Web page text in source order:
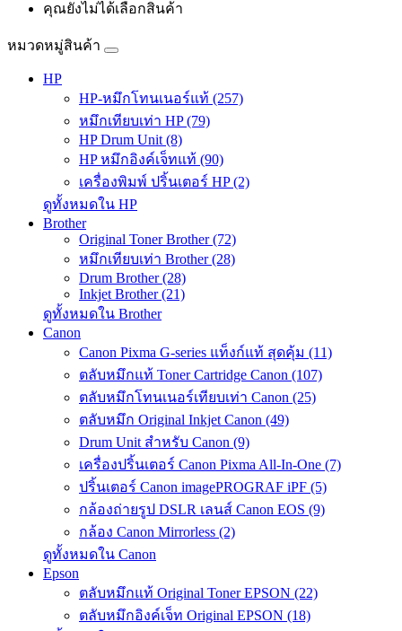
คุณยังไม่ได้เลือกสินค้า
หมวดหมู่สินค้า
HP
HP-หมึกโทนเนอร์แท้ (257)
หมึกเทียบเท่า HP (79)
HP Drum Unit (8)
HP หมึกอิงค์เจ็ทแท้ (90)
เครื่องพิมพ์ ปริ้นเตอร์ HP (2)
ดูทั้งหมดใน HP
Brother
Original Toner Brother (72)
หมึกเทียบเท่า Brother (28)
Drum Brother (28)
Inkjet Brother (21)
ดูทั้งหมดใน Brother
Canon
Canon Pixma G-series แท็งก์แท้ สุดคุ้ม (11)
ตลับหมึกแท้ Toner Cartridge Canon (107)
ตลับหมึกโทนเนอร์เทียบเท่า Canon (25)
ตลับหมึก Original Inkjet Canon (49)
Drum Unit สำหรับ Canon (9)
เครื่องปริ้นเตอร์ Canon Pixma All-In-One (7)
ปริ้นเตอร์ Canon imagePROGRAF iPF (5)
กล้องถ่ายรูป DSLR เลนส์ Canon EOS (9)
กล้อง Canon Mirrorless (2)
ดูทั้งหมดใน Canon
Epson
ตลับหมึกแท้ Original Toner EPSON (22)
ตลับหมึกอิงค์เจ็ท Original EPSON (18)